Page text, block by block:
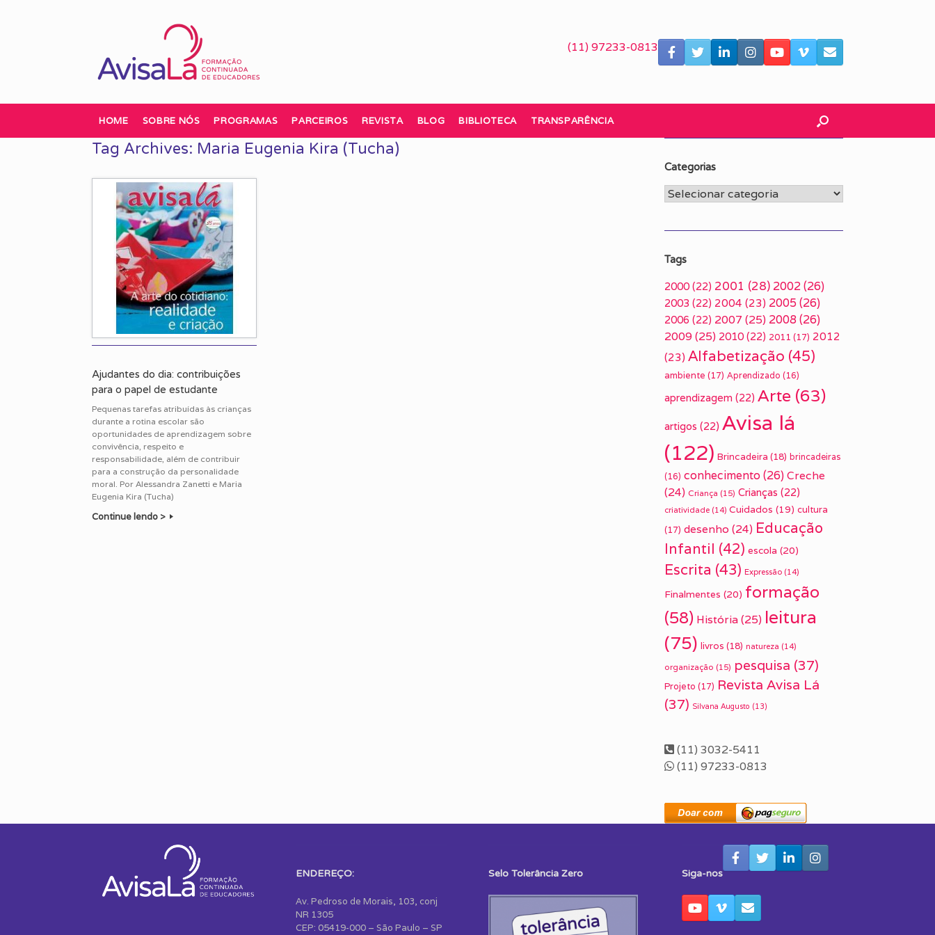
(11) 97233-0813
HOME SOBRE NÓS PROGRAMAS PARCEIROS REVISTA BLOG BIBLIOTECA TRANSPARÊNCIA
Tag Archives: Maria Eugenia Kira (Tucha)
Ajudantes do dia: contribuições
para o papel de estudante
Pequenas tarefas atribuídas às crianças
durante a rotina escolar são
oportunidades de aprendizagem sobre
convivência, respeito e
responsabilidade, além de contribuir
para a construção da personalidade
moral. Por Alessandra Zanetti e Maria
Eugenia Kira (Tucha)
Continue lendo >
Categorias
Categorias
Tags
2000 (22) 2001 (28) 2002(26)
2003 (22) 2004 (23) 2005 (26)
2006 (22) 2007 (25) 2008(26)
2009(25) 2010 (22) 2011 (17) 2012
(23) Alfabetização (45)
ambiente (17) Aprendizado (16)
aprendizagem (22) Arte (63)
artigos (22) Avisa lá
(122) Brincadeira (18) brincadeiras
(16) conhecimento(26) Creche
(24) Criança (15) Crianças (22)
criatividade (14) Cuidados (19) cultura
(17) desenho (24) Educação
Infantil (42) escola (20)
Escrita (43) Expressão (14)
Finalmentes (20) formação
(58) História(25) leitura
(75) livros (18) natureza (14)
organização (15) pesquisa (37)
Projeto (17) Revista Avisa Lá
(37) Silvana Augusto (13)
(11) 3032-5411
(11) 97233-0813
ENDEREÇO:
Av. Pedroso de Morais, 103, conj
NR 1305
CEP: 05419-000 – São Paulo – SP
Selo Tolerância Zero Siga-nos